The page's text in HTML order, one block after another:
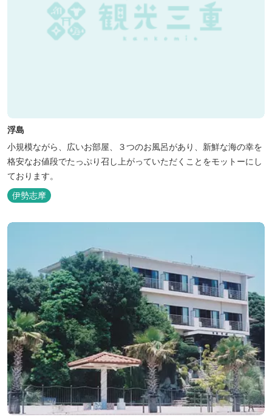
浮島
小規模ながら、広いお部屋、３つのお風呂があり、新鮮な海の幸を
格安なお値段でたっぷり召し上がっていただくことをモットーにし
ております。
伊勢志摩